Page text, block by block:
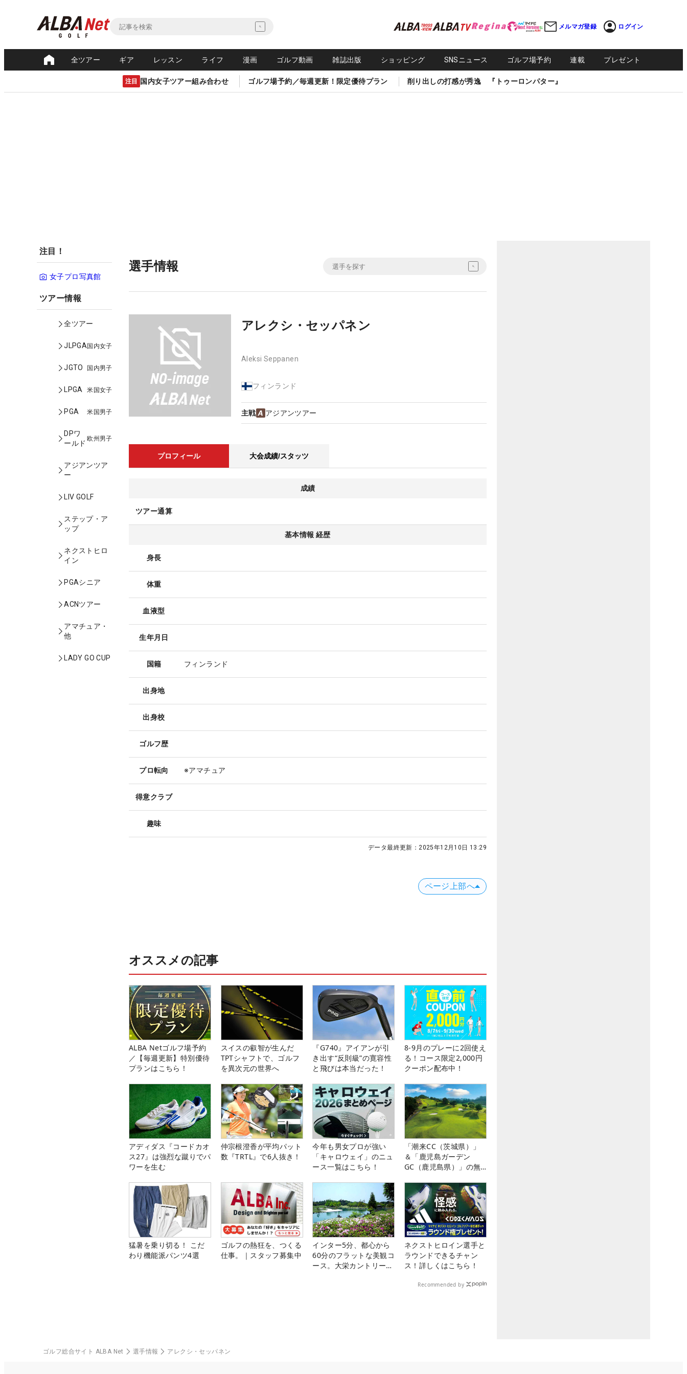
メルマガ登録 ログイン
全ツアー ギア レッスン ライフ 漫画 ゴルフ動画 雑誌出版 ショッピング SNSニュース ゴルフ場予約 連載 プレゼント
注目 国内女子ツアー組み合わせ ゴルフ場予約／毎週更新！限定優待プラン 削り出しの打感が秀逸 『トゥーロンパター』
注目！
女子プロ写真館
ツアー情報
全ツアー
JLPGA国内女子
JGTO 国内男子
LPGA 米国女子
PGA 米国男子
DPワ
ールド
欧州男子
アジアンツア
ー
LIV GOLF
ステップ・ア
ップ
ネクストヒロ
イン
PGAシニア
ACNツアー
アマチュア・
他
LADY GO CUP
選手情報
アレクシ・セッパネン
Aleksi Seppanen
フィンランド
主戦 アジアンツアー
プロフィール 大会成績/スタッツ
成績
ツアー通算
基本情報 経歴
身長
体重
血液型
生年月日
国籍 フィンランド
出身地
出身校
ゴルフ歴
プロ転向 ※アマチュア
得意クラブ
趣味
データ最終更新： 2025年12月10日 13:29
ページ上部へ
オススメの記事
ALBA Netゴルフ場予約
／【毎週更新】特別優待
プランはこちら！
スイスの叡智が生んだ
TPTシャフトで、ゴルフ
を異次元の世界へ
『G740』アイアンが引
き出す“反則級”の寛容性
と飛びは本当だった！
8-9月のプレーに2回使え
る！コース限定2,000円
クーポン配布中！
アディダス『コードカオ
ス27』は強烈な蹴りでパ
ワーを生む
仲宗根澄香が平均パット
数『TRTL』で6人抜き！
今年も男女プロが強い
「キャロウェイ」のニュ
ース一覧はこちら！
「潮来CC（茨城県）」
＆「鹿児島ガーデン
GC（鹿児島県）」の無
猛暑を乗り切る！ こだ
わり機能派パンツ4選
ゴルフの熱狂を、つくる
仕事。｜スタッフ募集中
インター5分、都心から
60分のフラットな美観コ
ース。大栄カントリー俱
ネクストヒロイン選手と
ラウンドできるチャン
ス！詳しくはこちら！
Recommended by
ゴルフ総合サイト ALBA Net 選手情報 アレクシ・セッパネン